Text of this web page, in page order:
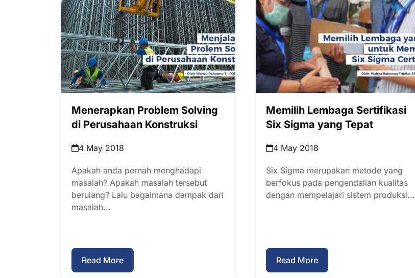
Menerapkan Problem Solving
di Perusahaan Konstruksi
4 May 2018
Apakah anda pernah menghadapi
masalah? Apakah masalah tersebut
berulang? Lalu bagaimana dampak dari
masalah...
Read More
Memilih Lembaga Sertifikasi
Six Sigma yang Tepat
4 May 2018
Six Sigma merupakan metode yang
berfokus pada pengendalian kualitas
dengan mempelajari sistem produksi...
Read More